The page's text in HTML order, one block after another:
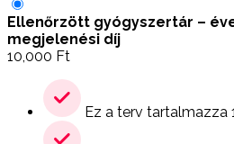
Ellenőrzött gyógyszertár –
megjelenési díj
10,000 Ft
Ez a terv tartalmazza